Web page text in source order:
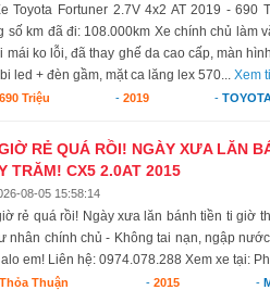
Toyota Fortuner 2.7V 4x2 AT 2019 - 690
số km đã đi: 108.000km Xe chính chủ làm
mái ko lỗi, đã thay ghế da cao cấp, màn
led + đèn gầm, mặt ca lăng lex 570...Xem
690 Triệu -2019 -
RẺ QUÁ RỒI! NGÀY XƯA LĂN
TRĂM! CX5 2.0AT 2015
08-05 15:58:14
rẻ quá rồi! Ngày xưa lăn bánh tiền ti giờ
nhân chính chủ - Không tai nạn, ngập
em! Liên hệ: 0974.078.288 Xem xe tại:
Thỏa Thuận - 2015 -